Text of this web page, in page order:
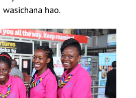
wasichana hao.